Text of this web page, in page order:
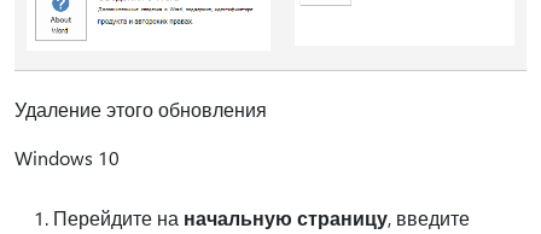
Удаление этого обновления
Windows 10
Перейдите на начальную страницу, введите